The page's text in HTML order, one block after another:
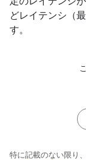
どレイテンシ（
す。
特に記載のない限り